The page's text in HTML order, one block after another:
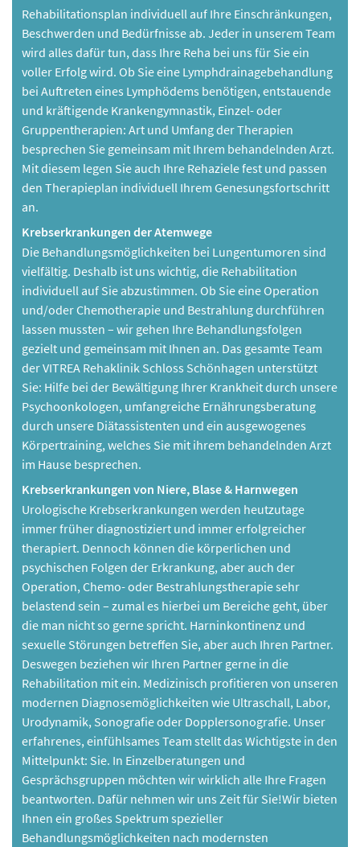
Rehabilitationsplan individuell auf Ihre Einschränkungen,
Beschwerden und Bedürfnisse ab. Jeder in unserem Team
wird alles dafür tun, dass Ihre Reha bei uns für Sie ein
voller Erfolg wird. Ob Sie eine Lymphdrainagebehandlung
bei Auftreten eines Lymphödems benötigen, entstauende
und kräftigende Krankengymnastik, Einzel- oder
Gruppentherapien: Art und Umfang der Therapien
besprechen Sie gemeinsam mit Ihrem behandelnden Arzt.
Mit diesem legen Sie auch Ihre Rehaziele fest und passen
den Therapieplan individuell Ihrem Genesungsfortschritt
an.
Krebserkrankungen der Atemwege
Die Behandlungsmöglichkeiten bei Lungentumoren sind
vielfältig. Deshalb ist uns wichtig, die Rehabilitation
individuell auf Sie abzustimmen. Ob Sie eine Operation
und/oder Chemotherapie und Bestrahlung durchführen
lassen mussten – wir gehen Ihre Behandlungsfolgen
gezielt und gemeinsam mit Ihnen an. Das gesamte Team
der VITREA Rehaklinik Schloss Schönhagen unterstützt
Sie: Hilfe bei der Bewältigung Ihrer Krankheit durch unsere
Psychoonkologen, umfangreiche Ernährungsberatung
durch unsere Diätassistenten und ein ausgewogenes
Körpertraining, welches Sie mit ihrem behandelnden Arzt
im Hause besprechen.
Krebserkrankungen von Niere, Blase & Harnwegen
Urologische Krebserkrankungen werden heutzutage
immer früher diagnostiziert und immer erfolgreicher
therapiert. Dennoch können die körperlichen und
psychischen Folgen der Erkrankung, aber auch der
Operation, Chemo- oder Bestrahlungstherapie sehr
belastend sein – zumal es hierbei um Bereiche geht, über
die man nicht so gerne spricht. Harninkontinenz und
sexuelle Störungen betreffen Sie, aber auch Ihren Partner.
Deswegen beziehen wir Ihren Partner gerne in die
Rehabilitation mit ein. Medizinisch profitieren von unseren
modernen Diagnosemöglichkeiten wie Ultraschall, Labor,
Urodynamik, Sonografie oder Dopplersonografie. Unser
erfahrenes, einfühlsames Team stellt das Wichtigste in den
Mittelpunkt: Sie. In Einzelberatungen und
Gesprächsgruppen möchten wir wirklich alle Ihre Fragen
beantworten. Dafür nehmen wir uns Zeit für Sie!Wir bieten
Ihnen ein großes Spektrum spezieller
Behandlungsmöglichkeiten nach modernsten